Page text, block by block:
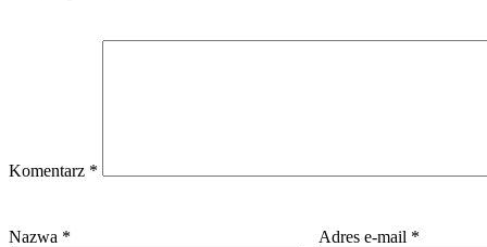
Komentarz *
Nazwa * Adres e-mail *